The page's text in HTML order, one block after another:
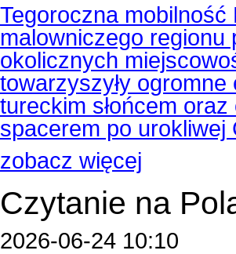
Tegoroczna
malowniczego regionu
okolicznych
towarzyszyły
tureckim słońcem
spacerem po urokliwej
zobacz więcej
Czytanie na
2026-06-24 10:10